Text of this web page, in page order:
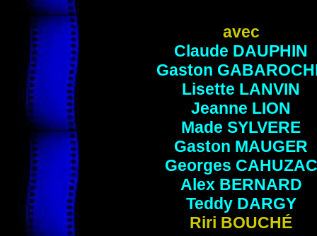
avec
Claude DAUPHIN
Gaston
Lisette LANVIN
Jeanne LION
Made SYLVERE
Gaston MAUGER
Georges CAHUZAC
Alex BERNARD
Teddy DARGY
Riri BOUCHÉ